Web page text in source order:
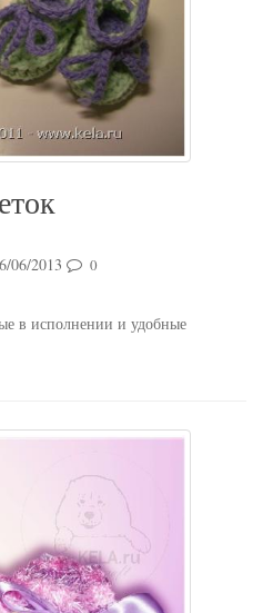
06/2013 0
в исполнении и удобные